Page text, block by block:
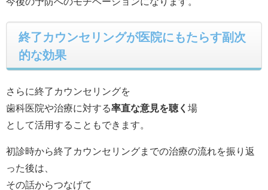
終了カウンセリングが医院にもたらす副次
的な効果
さらに終了カウンセリングを
歯科医院や治療に対する率直な意見を聴く 場
として活用することもできます。
初診時から終了カウンセリングまでの治療の流れを振り返
った後は、
その話からつなげて